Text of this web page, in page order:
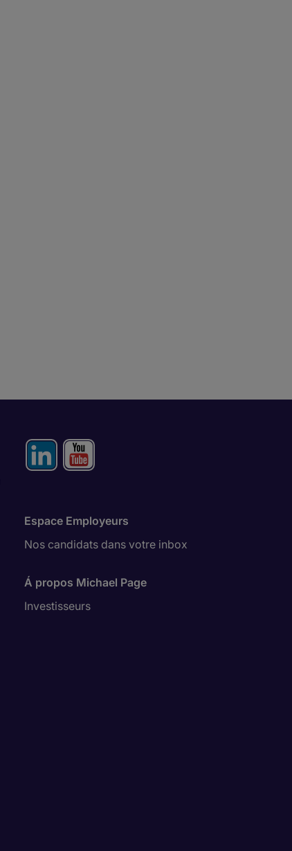
Espace Employeurs
Nos candidats dans votre inbox
Á propos Michael Page
Investisseurs